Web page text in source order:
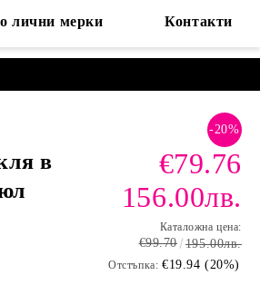
лични мерки Контакти
в
-20%
€79.76
156.00лв.
Каталожна цена:
€99.70 195.00лв.
Отстъпка: €19.94 (20%)